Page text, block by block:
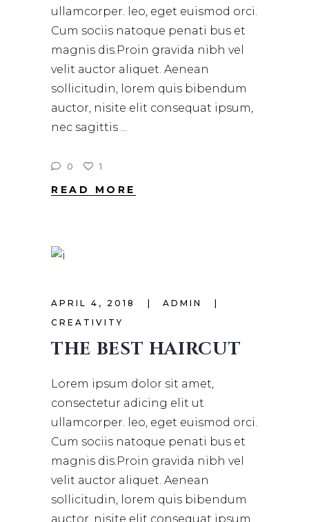
ullamcorper. leo, eget euismod orci.
Cum sociis natoque penati bus et
magnis dis.Proin gravida nibh vel
velit auctor aliquet. Aenean
sollicitudin, lorem quis bibendum
auctor, nisite elit consequat ipsum,
nec sagittis
0 1
READ MORE
APRIL 4, 2018
ADMIN
CREATIVITY
THE BEST HAIRCUT
Lorem ipsum dolor sit amet,
consectetur adicing elit ut
ullamcorper. leo, eget euismod orci.
Cum sociis natoque penati bus et
magnis dis.Proin gravida nibh vel
velit auctor aliquet. Aenean
sollicitudin, lorem quis bibendum
auctor, nisite elit consequat ipsum,